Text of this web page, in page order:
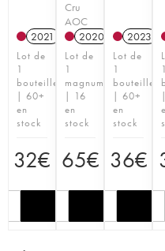
2021
Lot de
1
bouteille
| 60+
en
stock
32€
Cru
AOC
2020
T
Lot de
1
magnum
| 16
en
stock
65€
2023
Lot de
1
bouteille
| 60+
en
stock
36€
1